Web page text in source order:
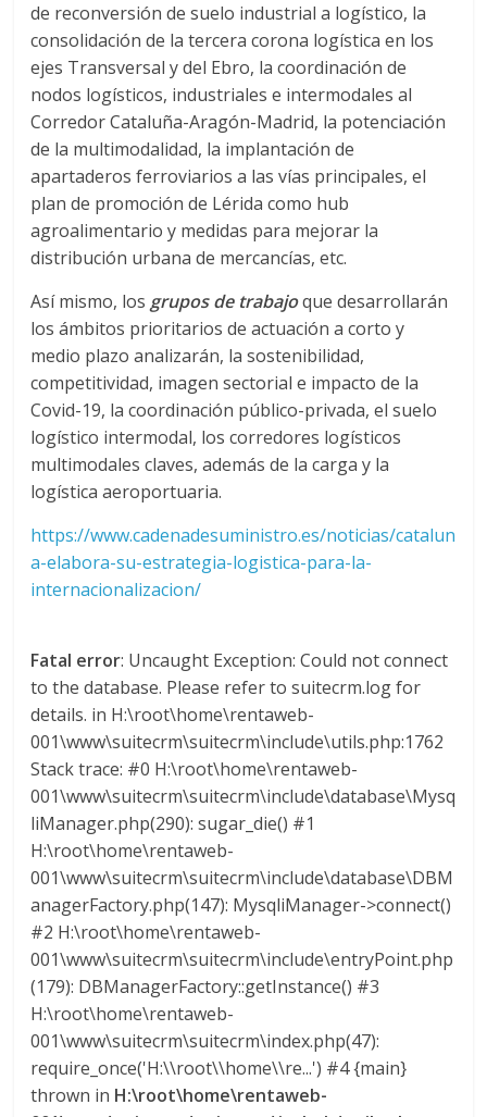
p
o
s
y
M
a
q
u
n
a
r
a
e
n
C
o
de reconversión de suelo industrial a logístico, la
consolidación de la tercera corona logística en los
ejes Transversal y del Ebro, la coordinación de
nodos logísticos, industriales e intermodales al
Corredor Cataluña-Aragón-Madrid, la potenciación
de la multimodalidad, la implantación de
apartaderos ferroviarios a las vías principales, el
plan de promoción de Lérida como hub
agroalimentario y medidas para mejorar la
distribución urbana de mercancías, etc.
Así mismo, los grupos de trabajoque desarrollarán
los ámbitos prioritarios de actuación a corto y
medio plazo analizarán, la sostenibilidad,
competitividad, imagen sectorial e impacto de la
Covid-19, la coordinación público-privada, el suelo
logístico intermodal, los corredores logísticos
multimodales claves, además de la carga y la
logística aeroportuaria.
https://www.cadenadesuministro.es/noticias/catalun
a-elabora-su-estrategia-logistica-para-la-
internacionalizacion/
Fatal error: Uncaught Exception: Could not connect
to the database. Please refer to suitecrm.log for
details. in H:\root\home\rentaweb-
001\www\suitecrm\suitecrm\include\utils.php:1762
Stack trace: #0 H:\root\home\rentaweb-
001\www\suitecrm\suitecrm\include\database\Mysq
liManager.php(290): sugar_die() #1
H:\root\home\rentaweb-
001\www\suitecrm\suitecrm\include\database\DBM
anagerFactory.php(147): MysqliManager->connect()
#2 H:\root\home\rentaweb-
001\www\suitecrm\suitecrm\include\entryPoint.php
(179): DBManagerFactory::getInstance() #3
H:\root\home\rentaweb-
001\www\suitecrm\suitecrm\index.php(47):
require_once('H:\\root\\home\\re...') #4 {main}
thrown in H:\root\home\rentaweb-